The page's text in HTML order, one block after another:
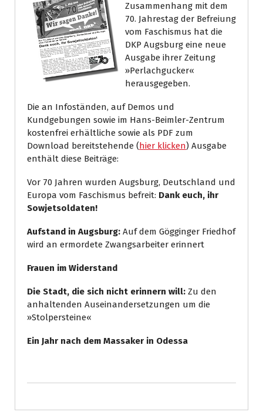
Zusammenhang mit dem
70. Jahrestag der Befreiung
vom Faschismus hat die
DKP Augsburg eine neue
Ausgabe ihrer Zeitung
»Perlachgucker«
herausgegeben.
Die an Infoständen, auf Demos und
Kundgebungen sowie im Hans-Beimler-Zentrum
kostenfrei erhältliche sowie als PDF zum
Download bereitstehende (hier klicken) Ausgabe
enthält diese Beiträge:
Vor 70 Jahren wurden Augsburg, Deutschland und
Europa vom Faschismus befreit: Dank euch, ihr
Sowjetsoldaten!
Aufstand in Augsburg: Auf dem Gögginger Friedhof
wird an ermordete Zwangsarbeiter erinnert
Frauen im Widerstand
Die Stadt, die sich nicht erinnern will: Zu den
anhaltenden Auseinandersetzungen um die
»Stolpersteine«
Ein Jahr nach dem Massaker in Odessa